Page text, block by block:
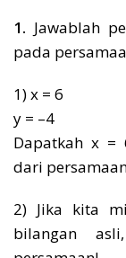
1. Jawablah
pada
1) x = 6
y = –4
Dapatkah x =
dari
2) Jika kita
bilangan